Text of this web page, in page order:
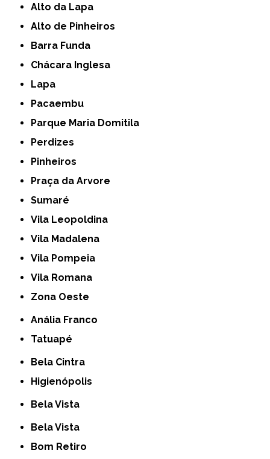
Alto da Lapa
Alto de Pinheiros
Barra Funda
Chácara Inglesa
Lapa
Pacaembu
Parque Maria Domitila
Perdizes
Pinheiros
Praça da Arvore
Sumaré
Vila Leopoldina
Vila Madalena
Vila Pompeia
Vila Romana
Zona Oeste
Anália Franco
Tatuapé
Bela Cintra
Higienópolis
Bela Vista
Bela Vista
Bom Retiro